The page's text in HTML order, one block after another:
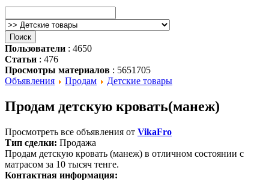
Пользователи : 4650
Статьи : 476
Просмотры материалов : 5651705
Объявления
Продам Детские товары
Продам детскую кровать(манеж)
Просмотреть все объявления от VikaFro
Тип сделки: Продажа
Продам детскую кровать (манеж) в отличном состоянии с
матрасом за 10 тысяч тенге.
Контактная информация: